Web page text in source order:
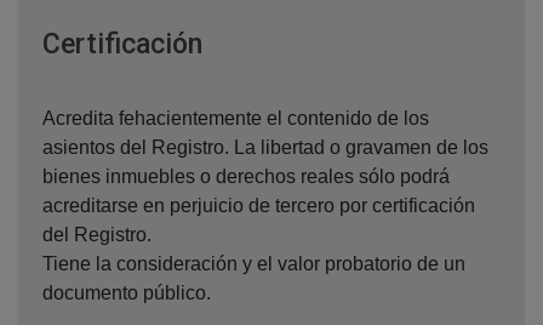
Certificación
Acredita fehacientemente el contenido de los
asientos del Registro. La libertad o gravamen de los
bienes inmuebles o derechos reales sólo podrá
acreditarse en perjuicio de tercero por certificación
del Registro.
Tiene la consideración y el valor probatorio de un
documento público.